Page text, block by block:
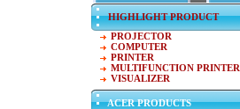
HIGHLIGHT PRODUCT
PROJECTOR
COMPUTER
PRINTER
MULTIFUNCTION PRINTER
VISUALIZER
ACER PRODUCTS